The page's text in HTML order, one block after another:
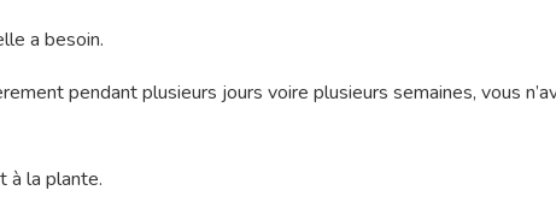
a besoin.
pendant plusieurs jours voire plusieurs semaines, vous
à la plante.